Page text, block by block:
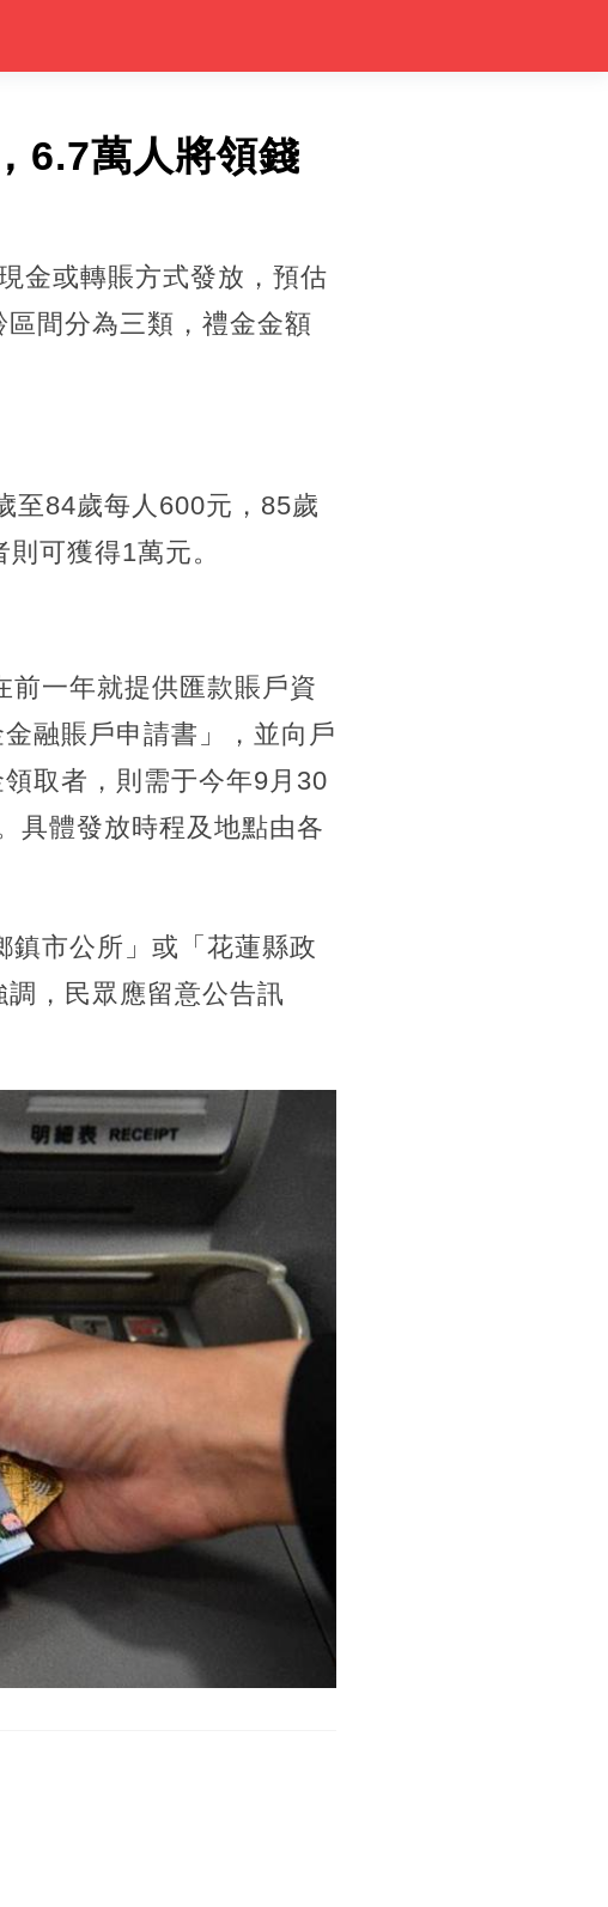
6.7萬人將領錢
金或轉賬方式發放，預估
間分為三類，禮金金額
至84歲每人600元，85歲
可獲得1萬元。
前一年就提供匯款賬戶資
融賬戶申請書」，並向戶
取者，則需于今年9月30
具體發放時程及地點由各
鎮市公所」或「花蓮縣政
，民眾應留意公告訊